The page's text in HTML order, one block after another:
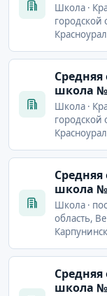
Школа ·
городской
школа
Школа ·
городской
школа №
Школа ·
область,
школа